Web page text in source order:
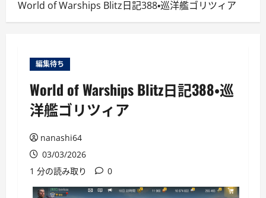
ニ
World of Warships Blitz日記388・巡洋艦ゴリツィア
編集待ち
World of Warships Blitz日記388・巡
洋艦ゴリツィア
nanashi64
03/03/2026
1 分の読み取り
0